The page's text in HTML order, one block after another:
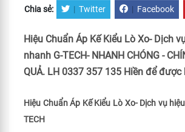
Chia sẻ: | Twitter | Facebook
Hiệu Chuẩn Áp Kế Kiểu Lò Xo- Dịch
nhanh G-TECH- NHANH CHÓNG -
QUẢ. LH 0337 357 135 Hiền để
Hiệu Chuẩn Áp Kế Kiểu Lò Xo- Dịch vụ
TECH